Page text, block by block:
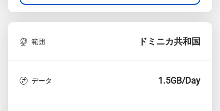
範囲 ドミニカ共和国
データ 1.5GB/Day